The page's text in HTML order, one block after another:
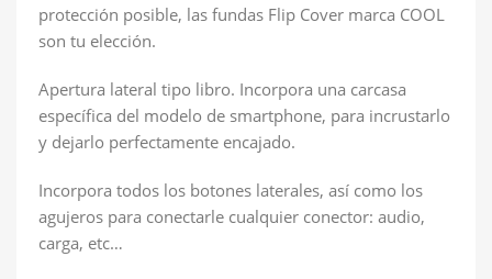
protección posible, las fundas Flip Cover marca COOL
son tu elección.
Apertura lateral tipo libro. Incorpora una carcasa
específica del modelo de smartphone, para incrustarlo
y dejarlo perfectamente encajado.
Incorpora todos los botones laterales, así como los
agujeros para conectarle cualquier conector: audio,
carga, etc…